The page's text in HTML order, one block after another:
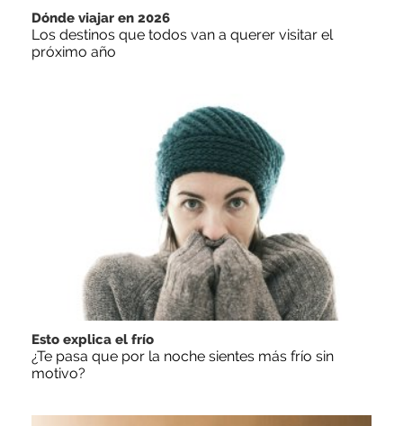
Dónde viajar en 2026
Los destinos que todos van a querer visitar el
próximo año
Esto explica el frío
¿Te pasa que por la noche sientes más frío sin
motivo?